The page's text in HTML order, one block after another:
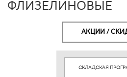
ФЛИЗЕЛИНОВЫЕ
АКЦИИ /
СКЛАДСКАЯ